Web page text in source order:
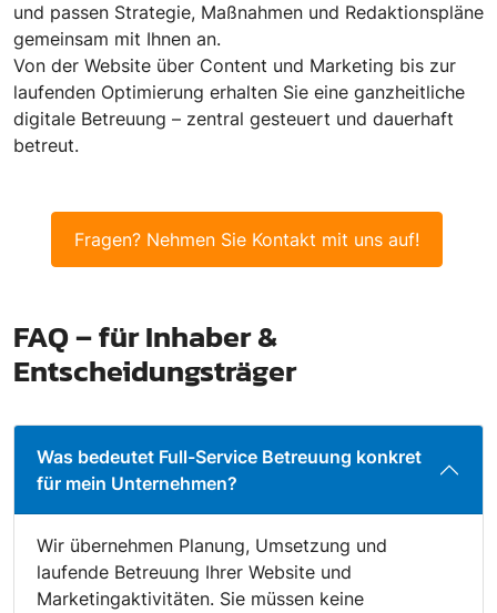
und passen Strategie, Maßnahmen und Redaktionspläne
gemeinsam mit Ihnen an.
Von der Website über Content und Marketing bis zur
laufenden Optimierung erhalten Sie eine ganzheitliche
digitale Betreuung – zentral gesteuert und dauerhaft
betreut.
Fragen? Nehmen Sie Kontakt mit uns auf!
FAQ – für Inhaber &
Entscheidungsträger
Was bedeutet Full-Service Betreuung konkret
für mein Unternehmen?
Wir übernehmen Planung, Umsetzung und
laufende Betreuung Ihrer Website und
Marketingaktivitäten. Sie müssen keine